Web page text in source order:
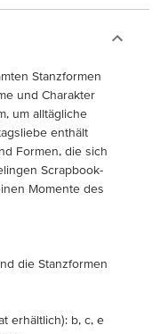
Stanzformen
und Charakter
um alltägliche
enthält
Formen, die sich
Scrapbook-
Momente des
die Stanzformen
erhältlich): b, c, e